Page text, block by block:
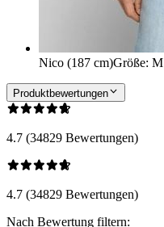
Nico (187 cm)Größe: M
Produktbewertungen
4.7 (34829 Bewertungen)
4.7 (34829 Bewertungen)
Nach Bewertung filtern: